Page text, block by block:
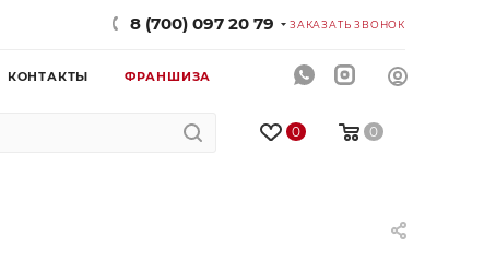
8 (700) 097 20 79 ЗАКАЗАТЬ ЗВОНОК
КОНТАКТЫ ФРАНШИЗА
0 0